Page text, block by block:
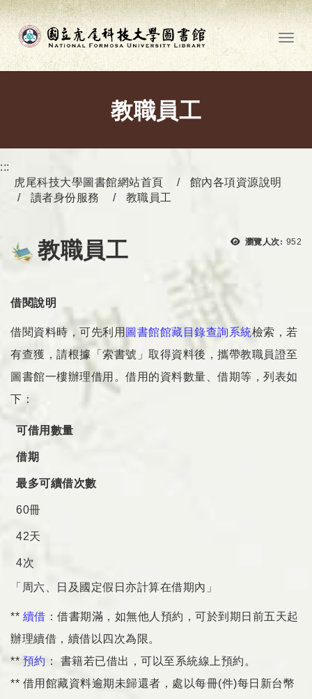
跳到主要內容
教職員工
:::
虎尾科技大學圖書館網站首頁
館內各項資源說明
讀者身份服務
教職員工
瀏覽人次: 瀏覽
952
教職員工
借閱說明
借閱資料時，可先利用 圖書館館藏目錄查詢系統檢索，若
有查獲，請根據「索書號」取得資料後，攜帶教職員證至
圖書館一樓辦理借用。借用的資料數量、借期等，列表如
下：
可借用數量
借期
最多可續借次數
60冊
42天
4次
「周六、日及國定假日亦計算在借期內」
** 續借 ：借書期滿，如無他人預約，可於到期日前五天起
辦理續借，續借以四次為限。
** 預約 ： 書籍若已借出，可以至系統線上預約。
** 借用館藏資料逾期未歸還者，處以每冊(件)每日新台幣